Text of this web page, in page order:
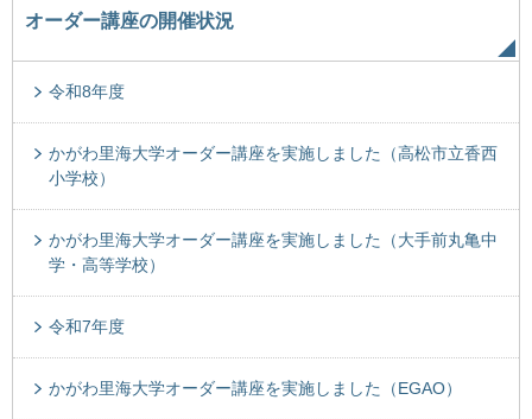
オーダー講座の開催状況
令和8年度
かがわ里海大学オーダー講座を実施しました（高松市立香西
小学校）
かがわ里海大学オーダー講座を実施しました（大手前丸亀中
学・高等学校）
令和7年度
かがわ里海大学オーダー講座を実施しました（EGAO）